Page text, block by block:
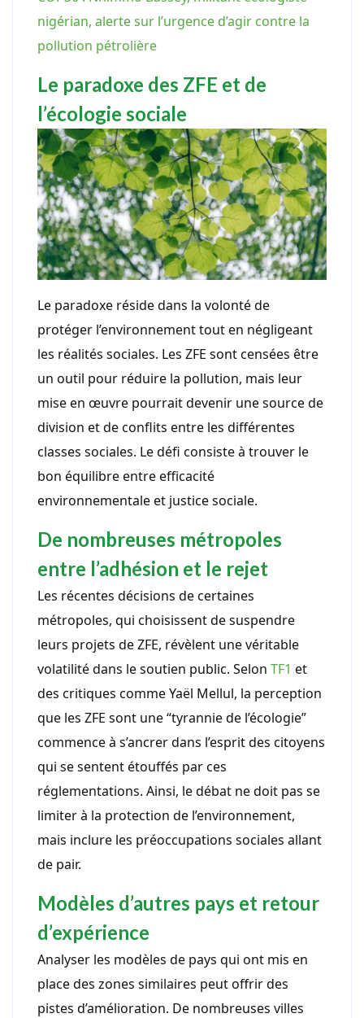
nigérian, alerte sur l’urgence d’agir contre la
pollution pétrolière
Le paradoxe des ZFE et de
l’écologie sociale
Le paradoxe réside dans la volonté de
protéger l’environnement tout en négligeant
les réalités sociales. Les ZFE sont censées être
un outil pour réduire la pollution, mais leur
mise en œuvre pourrait devenir une source de
division et de conflits entre les différentes
classes sociales. Le défi consiste à trouver le
bon équilibre entre efficacité
environnementale et justice sociale.
De nombreuses métropoles
entre l’adhésion et le rejet
Les récentes décisions de certaines
métropoles, qui choisissent de suspendre
leurs projets de ZFE, révèlent une véritable
volatilité dans le soutien public. Selon TF1 et
des critiques comme Yaël Mellul, la perception
que les ZFE sont une “tyrannie de l’écologie”
commence à s’ancrer dans l’esprit des citoyens
qui se sentent étouffés par ces
réglementations. Ainsi, le débat ne doit pas se
limiter à la protection de l’environnement,
mais inclure les préoccupations sociales allant
de pair.
Modèles d’autres pays et retour
d’expérience
Analyser les modèles de pays qui ont mis en
place des zones similaires peut offrir des
pistes d’amélioration. De nombreuses villes